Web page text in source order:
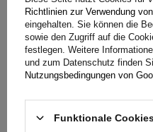
2
1
Klicken Sie auf die Bewertung,
5/5 Die Bewertung mit
Richtlinien zur Verwendung
eingehalten. Sie können die
sowie den Zugriff auf die
festlegen. Weitere
und zum Datenschutz finden
Nutzungsbedingungen von
Funktionale